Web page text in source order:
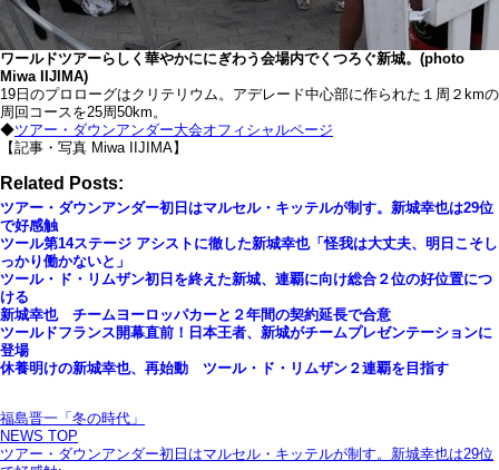
ワールドツアーらしく華やかににぎわう会場内でくつろぐ新城。(photo
Miwa IIJIMA)
19日のプロローグはクリテリウム。アデレード中心部に作られた１周２kmの
周回コースを25周50km。
◆ツアー・ダウンアンダー大会オフィシャルページ
【記事・写真 Miwa IIJIMA】
Related Posts:
ツアー・ダウンアンダー初日はマルセル・キッテルが制す。新城幸也は29位
で好感触
ツール第14ステージ アシストに徹した新城幸也「怪我は大丈夫、明日こそし
っかり働かないと」
ツール・ド・リムザン初日を終えた新城、連覇に向け総合２位の好位置につ
ける
新城幸也 チームヨーロッパカーと２年間の契約延長で合意
ツールドフランス開幕直前！日本王者、新城がチームプレゼンテーションに
登場
休養明けの新城幸也、再始動 ツール・ド・リムザン２連覇を目指す
福島晋一「冬の時代」
NEWS TOP
ツアー・ダウンアンダー初日はマルセル・キッテルが制す。新城幸也は29位